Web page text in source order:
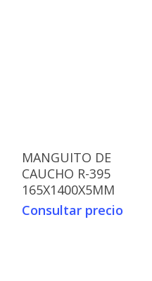
MANGUITO DE
CAUCHO R-395
165X1400X5MM
Consultar precio